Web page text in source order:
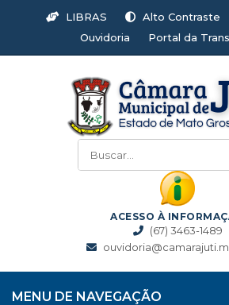
LIBRAS Alto Contraste
Ouvidoria
Portal da
ACESSO À
(67) 3463-1489
MENU DE NAVEGAÇÃO